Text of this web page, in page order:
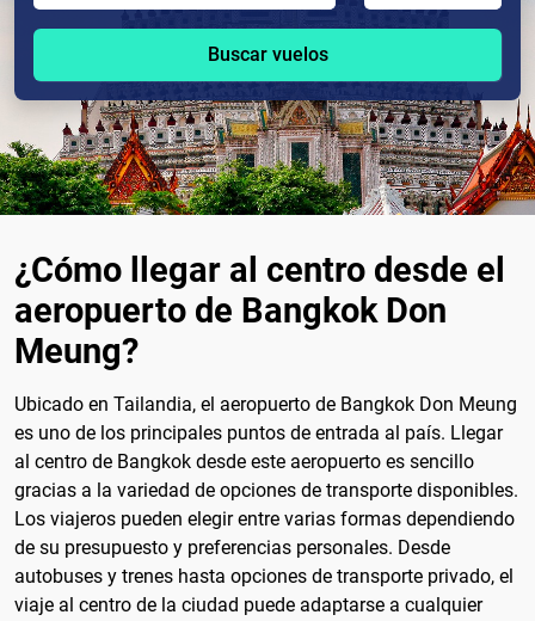
Buscar vuelos
¿Cómo llegar al centro desde el
aeropuerto de Bangkok Don
Meung?
Ubicado en Tailandia, el aeropuerto de Bangkok Don Meung
es uno de los principales puntos de entrada al país. Llegar
al centro de Bangkok desde este aeropuerto es sencillo
gracias a la variedad de opciones de transporte disponibles.
Los viajeros pueden elegir entre varias formas dependiendo
de su presupuesto y preferencias personales. Desde
autobuses y trenes hasta opciones de transporte privado, el
viaje al centro de la ciudad puede adaptarse a cualquier